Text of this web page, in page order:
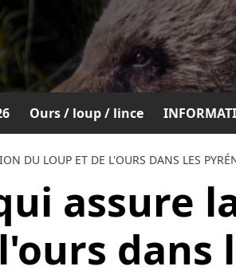
Ours / loup / lince
DU LOUP ET DE L'OURS DANS LES
assure
dans